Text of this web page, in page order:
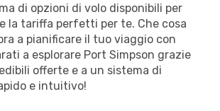
di opzioni di volo disponibili per
la tariffa perfetti per te. Che cosa
a pianificare il tuo viaggio con
a esplorare Port Simpson grazie
offerte e a un sistema di
e intuitivo!